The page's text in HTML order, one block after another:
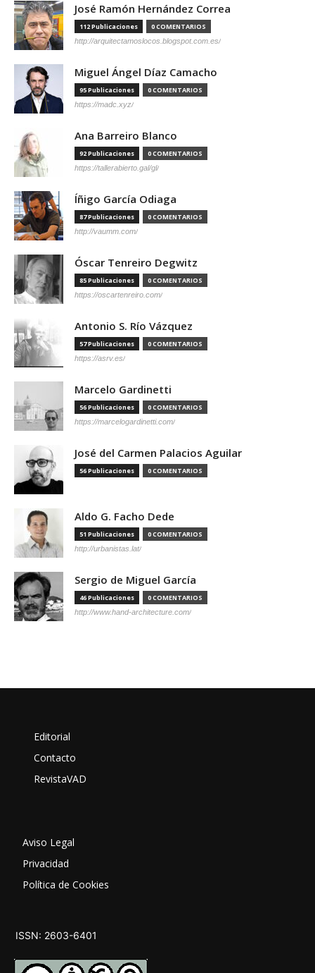
José Ramón Hernández Correa
112 Publicaciones 0 COMENTARIOS
http://arquitectamoslocos.blogspot.com.es/
Miguel Ángel Díaz Camacho
95 Publicaciones 0 COMENTARIOS
https://madc.xyz/
Ana Barreiro Blanco
92 Publicaciones 0 COMENTARIOS
https://tallerabierto.gal/gl/
Íñigo García Odiaga
87 Publicaciones 0 COMENTARIOS
http://vaumm.com/
Óscar Tenreiro Degwitz
85 Publicaciones 0 COMENTARIOS
https://oscartenreiro.com/
Antonio S. Río Vázquez
57 Publicaciones 0 COMENTARIOS
https://asrv.es/
Marcelo Gardinetti
56 Publicaciones 0 COMENTARIOS
https://marcelogardinetti.com/
José del Carmen Palacios Aguilar
56 Publicaciones 0 COMENTARIOS
Aldo G. Facho Dede
51 Publicaciones 0 COMENTARIOS
http://urbanistas.lat/
Sergio de Miguel García
46 Publicaciones 0 COMENTARIOS
http://www.hand-architecture.com/
Editorial
Contacto
RevistaVAD
Aviso Legal
Privacidad
Política de Cookies
ISSN: 2603-6401